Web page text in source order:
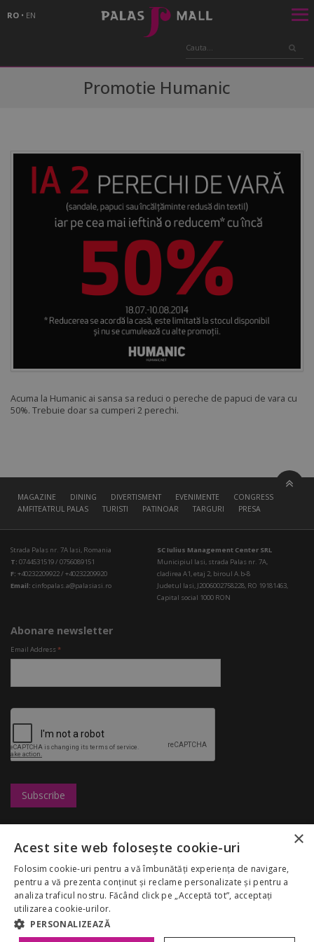
RO • EN
Promotie Humanic
Acuma la Humanic ai sansa sa reduci o pereche de papuci de vara cu
50%. Trebuie doar sa cumperi 2 perechi.
MAGAZINE DINING DIVERTISMENT EVENIMENTE
CONGRESS HALL
AMFITEATRUL PALAS
TURISTI PATINOAR TARGURI PRESA
Strada Palas nr. 7A Iasi, Romania
T: 0744531519 / 0756089151
F: +40232209922 / +40232209920
Email: cinfopalas.a@palasiasi.ro
SC Iulius Management Center SRL
Municipiul Iasi, strada Palas nr. 7A,
cladirea A1, etaj 2, biroul A.b-8
Judetul Iasi, J2006002758228, RO 19181463,
Capital social 1000 RON
Abonare newsletter
Email Address*
Marketing
Regulamentul
Palas Mall
My Account
GDPR
Congresshall
Targuri
Restaurante
Reduceri
Despre noi
×
Acest site web folosește cookie-uri
Folosim cookie-uri pentru a vă îmbunătăți experiența de navigare,
pentru a vă prezenta conținut și reclame personalizate și pentru a
analiza traficul nostru. Făcând click pe „Acceptă tot”, acceptați
utilizarea cookie-urilor.
PERSONALIZEAZĂ